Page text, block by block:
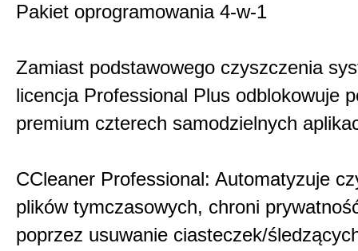
Pakiet oprogramowania 4-w-1
Zamiast podstawowego czyszczenia
licencja Professional Plus odblokowuje
premium czterech samodzielnych
CCleaner Professional: Automatyzuje
plików tymczasowych, chroni
poprzez usuwanie ciasteczek/